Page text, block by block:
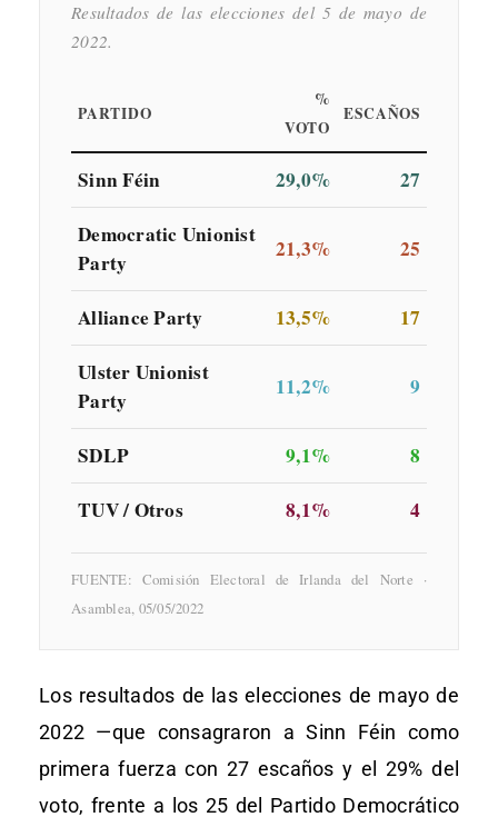
Resultados de las elecciones del 5 de mayo de
2022.
PARTIDO
%
VOTO
ESCAÑOS
Sinn Féin 29,0%
27
Democratic Unionist
Party
21,3% 25
Alliance Party 13,5%
17
Ulster Unionist
Party
11,2% 9
SDLP 9,1%
8
TUV / Otros
8,1% 4
FUENTE: Comisión Electoral de Irlanda del Norte ·
Asamblea, 05/05/2022
Los resultados de las elecciones de mayo de
2022 —que consagraron a Sinn Féin como
primera fuerza con 27 escaños y el 29% del
voto, frente a los 25 del Partido Democrático